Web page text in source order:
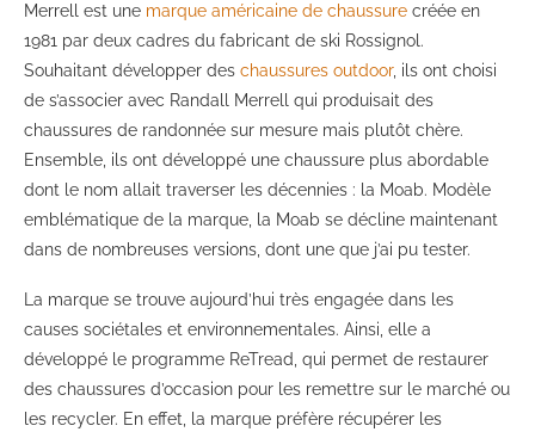
Merrell est une marque américaine de chaussure créée en
1981 par deux cadres du fabricant de ski Rossignol.
Souhaitant développer des chaussures outdoor, ils ont choisi
de s’associer avec Randall Merrell qui produisait des
chaussures de randonnée sur mesure mais plutôt chère.
Ensemble, ils ont développé une chaussure plus abordable
dont le nom allait traverser les décennies : la Moab. Modèle
emblématique de la marque, la Moab se décline maintenant
dans de nombreuses versions, dont une que j’ai pu tester.
La marque se trouve aujourd’hui très engagée dans les
causes sociétales et environnementales. Ainsi, elle a
développé le programme ReTread, qui permet de restaurer
des chaussures d’occasion pour les remettre sur le marché ou
les recycler. En effet, la marque préfère récupérer les